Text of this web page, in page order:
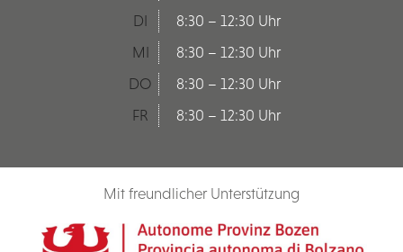
DI
8:30 – 12:30 Uhr
MI
8:30 – 12:30 Uhr
DO
8:30 – 12:30 Uhr
FR
8:30 – 12:30 Uhr
Mit freundlicher Unterstützung